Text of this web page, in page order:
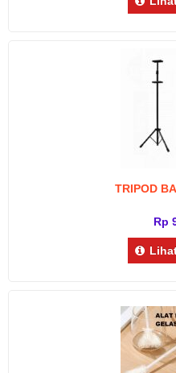
TRIPOD
Rp